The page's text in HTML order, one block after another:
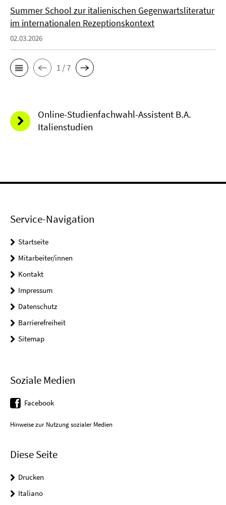
Summer School zur italienischen Gegenwartsliteratur
im internationalen Rezeptionskontext
02.03.2026
1 / 7
Online-Studienfachwahl-Assistent B.A.
Italienstudien
Service-Navigation
Startseite
Mitarbeiter/innen
Kontakt
Impressum
Datenschutz
Barrierefreiheit
Sitemap
Soziale Medien
Facebook
Hinweise zur Nutzung sozialer Medien
Diese Seite
Drucken
Italiano